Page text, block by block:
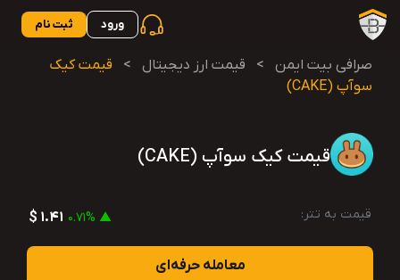
ورود ثبت نام
صرافی بیت ایمن > قیمت ارز دیجیتال >
قیمت کیک
سوآپ (CAKE)
قیمت کیک سوآپ (CAKE)
قیمت به تتر: ▲ 0.71%
1.41 $
معامله حرفه‌ای